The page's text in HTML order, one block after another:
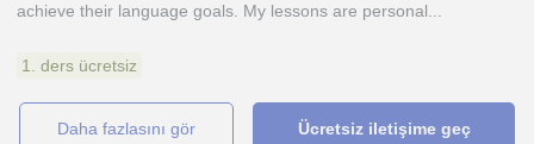
achieve their language goals. My lessons are personal...
1. ders ücretsiz
daha fazlasını gör Ücretsiz iletişime geç